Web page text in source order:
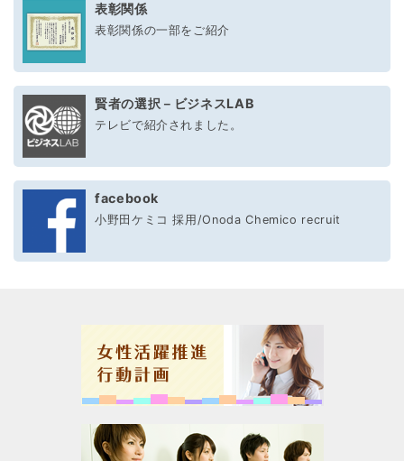
表彰関係
表彰関係の一部をご紹介
賢者の選択－ビジネスLAB
テレビで紹介されました。
facebook
小野田ケミコ 採用/Onoda Chemico recruit